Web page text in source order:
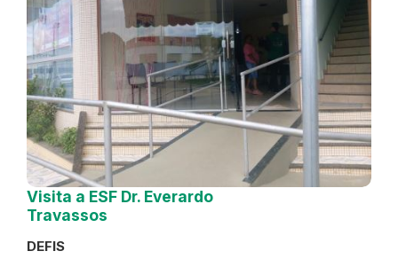
Visita a ESF Dr. Everardo
Travassos
DEFIS